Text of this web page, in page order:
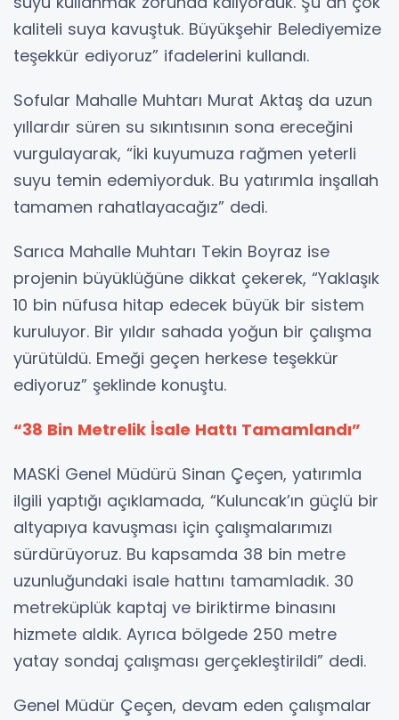
kaliteli suya kavuştuk. Büyükşehir Belediyemize
teşekkür ediyoruz” ifadelerini kullandı.
Sofular Mahalle Muhtarı Murat Aktaş da uzun
yıllardır süren su sıkıntısının sona ereceğini
vurgulayarak, “İki kuyumuza rağmen yeterli
suyu temin edemiyorduk. Bu yatırımla inşallah
tamamen rahatlayacağız” dedi.
Sarıca Mahalle Muhtarı Tekin Boyraz ise
projenin büyüklüğüne dikkat çekerek, “Yaklaşık
10 bin nüfusa hitap edecek büyük bir sistem
kuruluyor. Bir yıldır sahada yoğun bir çalışma
yürütüldü. Emeği geçen herkese teşekkür
ediyoruz” şeklinde konuştu.
“38 Bin Metrelik İsale Hattı Tamamlandı”
MASKİ Genel Müdürü Sinan Çeçen, yatırımla
ilgili yaptığı açıklamada, “Kuluncak’ın güçlü bir
altyapıya kavuşması için çalışmalarımızı
sürdürüyoruz. Bu kapsamda 38 bin metre
uzunluğundaki isale hattını tamamladık. 30
metreküplük kaptaj ve biriktirme binasını
hizmete aldık. Ayrıca bölgede 250 metre
yatay sondaj çalışması gerçekleştirildi” dedi.
Genel Müdür Çeçen, devam eden çalışmalar